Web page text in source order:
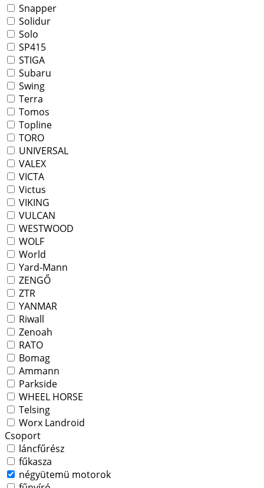
Snapper
Solidur
Solo
SP415
STIGA
Subaru
Swing
Terra
Tomos
Topline
TORO
UNIVERSAL
VALEX
VICTA
Victus
VIKING
VULCAN
WESTWOOD
WOLF
World
Yard-Mann
ZENGŐ
ZTR
YANMAR
Riwall
Zenoah
RATO
Bomag
Ammann
Parkside
WHEEL HORSE
Telsing
Worx Landroid
Csoport
láncfűrész
fűkasza
négyütemü motorok